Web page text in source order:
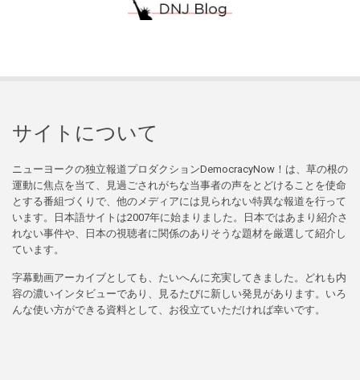
サイトについて
ニューヨークの独立報道プロダクションDemocracyNow！は、草の根の
運動に焦点を当て、見過ごされがちな当事者の声をとどけることを使命
とする番組づくりで、他のメディアには見られない特異な報道を行って
います。日本語サイトは2007年に始まりました。日本ではあまり紹介さ
れない事件や、日本の視聴者に関係のありそうな題材を厳選して紹介し
ています。
字幕動画アーカイブとしても、たいへんに充実してきました。どれも内
容の濃いインタビューであり、見るたびに新しい発見があります。いろ
んな使い方ができる資料として、お役立ていただければ幸いです。